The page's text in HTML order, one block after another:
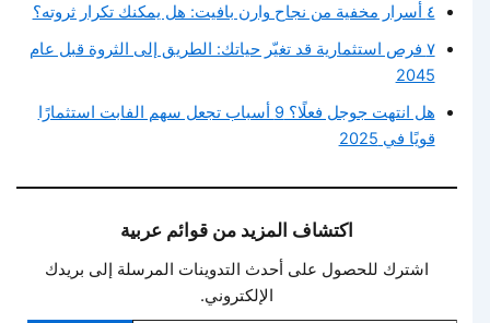
٤ أسرار مخفية من نجاح وارن بافيت: هل يمكنك تكرار ثروته؟
٧ فرص استثمارية قد تغيّر حياتك: الطريق إلى الثروة قبل عام
2045
هل انتهت جوجل فعلًا؟ 9 أسباب تجعل سهم الفابت استثمارًا
قويًا في 2025
اكتشاف المزيد من قوائم عربية
اشترك للحصول على أحدث التدوينات المرسلة إلى بريدك
الإلكتروني.